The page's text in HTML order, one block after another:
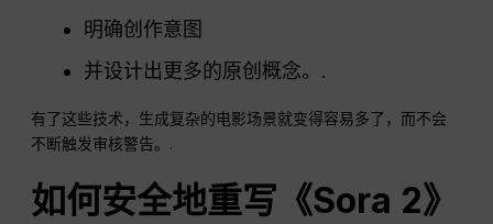
明确创作意图
并设计出更多的原创概念。.
有了这些技术，生成复杂的电影场景就变得容易多了，而不会
不断触发审核警告。.
如何安全地重写《Sora 2》